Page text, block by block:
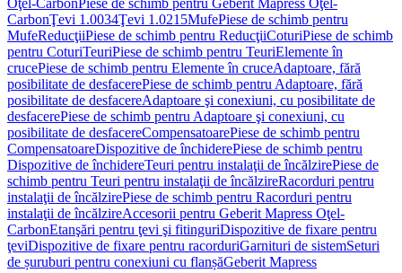
Oţel-CarbonPiese de schimb pentru Geberit Mapress Oţel-
CarbonŢevi 1.0034Ţevi 1.0215MufePiese de schimb pentru
MufeReducţiiPiese de schimb pentru ReducţiiCoturiPiese de schimb
pentru CoturiTeuriPiese de schimb pentru TeuriElemente în
crucePiese de schimb pentru Elemente în cruceAdaptoare, fără
posibilitate de desfacerePiese de schimb pentru Adaptoare, fără
posibilitate de desfacereAdaptoare şi conexiuni, cu posibilitate de
desfacerePiese de schimb pentru Adaptoare şi conexiuni, cu
posibilitate de desfacereCompensatoarePiese de schimb pentru
CompensatoareDispozitive de închiderePiese de schimb pentru
Dispozitive de închidereTeuri pentru instalaţii de încălzirePiese de
schimb pentru Teuri pentru instalaţii de încălzireRacorduri pentru
instalaţii de încălzirePiese de schimb pentru Racorduri pentru
instalaţii de încălzireAccesorii pentru Geberit Mapress Oţel-
CarbonEtanşări pentru ţevi şi fitinguriDispozitive de fixare pentru
ţeviDispozitive de fixare pentru racorduriGarnituri de sistemSeturi
de șuruburi pentru conexiuni cu flanșăGeberit Mapress